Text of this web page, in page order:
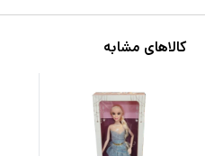
کالاهای مشابه